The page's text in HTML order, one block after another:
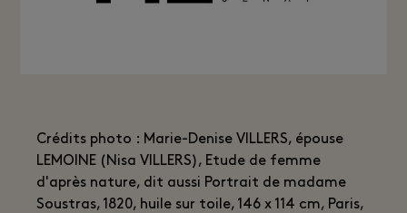
Crédits photo : Marie-Denise VILLERS, épouse
LEMOINE (Nisa VILLERS), Etude de femme
d'après nature, dit aussi Portrait de madame
Soustras, 1820, huile sur toile, 146 x 114 cm, Paris,